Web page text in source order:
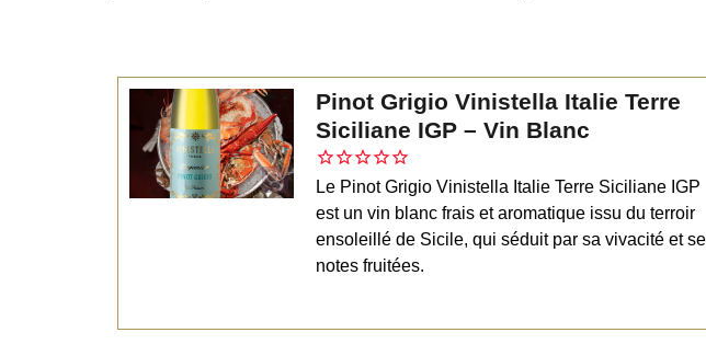
Pinot Grigio Vinistella Italie Terre
Siciliane IGP – Vin Blanc
Le Pinot Grigio Vinistella Italie Terre Siciliane IGP
est un vin blanc frais et aromatique issu du terroir
ensoleillé de Sicile, qui séduit par sa vivacité et
notes fruitées.